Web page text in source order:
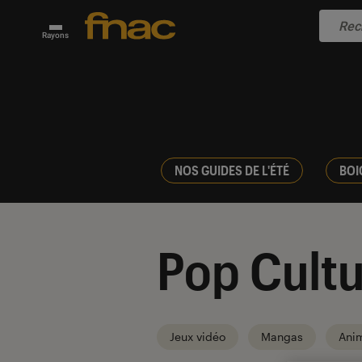
Rayons
NOS GUIDES DE L'ÉTÉ
Pop
Jeux vidéo Mangas